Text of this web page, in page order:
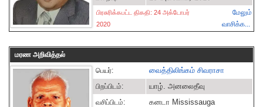
பிரசுரிக்கபட்ட திகதி: 24 அக்டோபர்
2020
மேலும்
வாசிக்க...
மரண அறிவித்தல்
பெயர்:
வைத்திலிங்கம் சிவராசா
பிறப்பிடம்: யாழ். அனலைதீவு
வசிப்பிடம்: கனடா Mississauga